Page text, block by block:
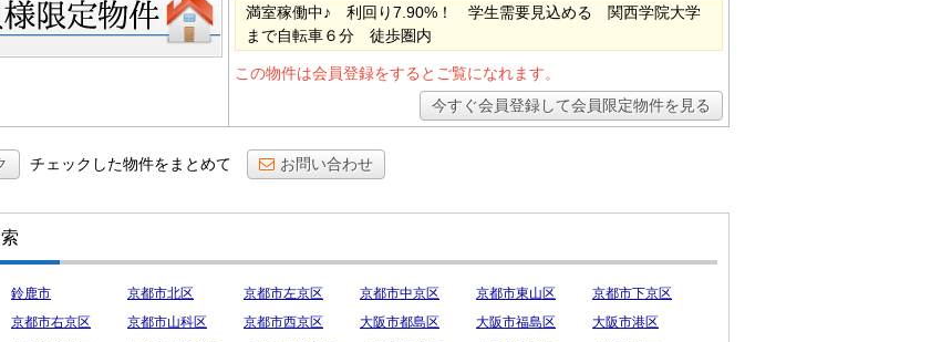
満室稼働中♪ 利回り7.90%！ 学生需要見込める 関西学院大学
まで自転車６分 徒歩圏内
この物件は会員登録をするとご覧になれます。
今すぐ会員登録して会員限定物件を見る
チェックした物件をまとめて お問い合わせ
鈴鹿市 京都市北区 京都市左京区 京都市中京区 京都市東山区
京都市下京区
京都市右京区 京都市山科区 京都市西京区 大阪市都島区 大阪市福島区
大阪市港区